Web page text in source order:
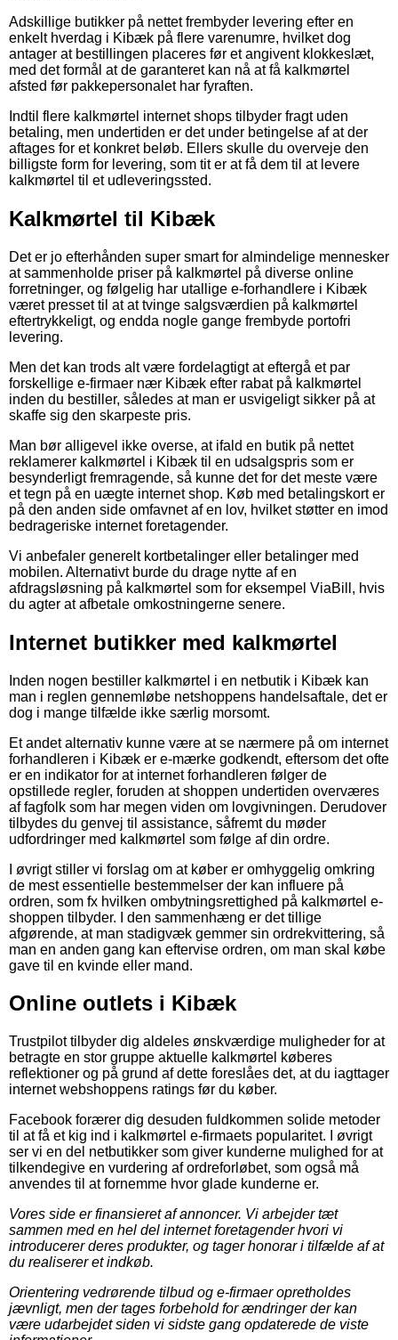
Adskillige butikker på nettet frembyder levering efter en
enkelt hverdag i Kibæk på flere varenumre, hvilket dog
antager at bestillingen placeres før et angivent klokkeslæt,
med det formål at de garanteret kan nå at få kalkmørtel
afsted før pakkepersonalet har fyraften.
Indtil flere kalkmørtel internet shops tilbyder fragt uden
betaling, men undertiden er det under betingelse af at der
aftages for et konkret beløb. Ellers skulle du overveje den
billigste form for levering, som tit er at få dem til at levere
kalkmørtel til et udleveringssted.
Kalkmørtel til Kibæk
Det er jo efterhånden super smart for almindelige mennesker
at sammenholde priser på kalkmørtel på diverse online
forretninger, og følgelig har utallige e-forhandlere i Kibæk
været presset til at at tvinge salgsværdien på kalkmørtel
eftertrykkeligt, og endda nogle gange frembyde portofri
levering.
Men det kan trods alt være fordelagtigt at eftergå et par
forskellige e-firmaer nær Kibæk efter rabat på kalkmørtel
inden du bestiller, således at man er usvigeligt sikker på at
skaffe sig den skarpeste pris.
Man bør alligevel ikke overse, at ifald en butik på nettet
reklamerer kalkmørtel i Kibæk til en udsalgspris som er
besynderligt fremragende, så kunne det for det meste være
et tegn på en uægte internet shop. Køb med betalingskort er
på den anden side omfavnet af en lov, hvilket støtter en imod
bedrageriske internet foretagender.
Vi anbefaler generelt kortbetalinger eller betalinger med
mobilen. Alternativt burde du drage nytte af en
afdragsløsning på kalkmørtel som for eksempel ViaBill, hvis
du agter at afbetale omkostningerne senere.
Internet butikker med kalkmørtel
Inden nogen bestiller kalkmørtel i en netbutik i Kibæk kan
man i reglen gennemløbe netshoppens handelsaftale, det er
dog i mange tilfælde ikke særlig morsomt.
Et andet alternativ kunne være at se nærmere på om internet
forhandleren i Kibæk er e-mærke godkendt, eftersom det ofte
er en indikator for at internet forhandleren følger de
opstillede regler, foruden at shoppen undertiden overværes
af fagfolk som har megen viden om lovgivningen. Derudover
tilbydes du genvej til assistance, såfremt du møder
udfordringer med kalkmørtel som følge af din ordre.
I øvrigt stiller vi forslag om at køber er omhyggelig omkring
de mest essentielle bestemmelser der kan influere på
ordren, som fx hvilken ombytningsrettighed på kalkmørtel e-
shoppen tilbyder. I den sammenhæng er det tillige
afgørende, at man stadigvæk gemmer sin ordrekvittering, så
man en anden gang kan eftervise ordren, om man skal købe
gave til en kvinde eller mand.
Online outlets i Kibæk
Trustpilot tilbyder dig aldeles ønskværdige muligheder for at
betragte en stor gruppe aktuelle kalkmørtel køberes
reflektioner og på grund af dette foreslåes det, at du iagttager
internet webshoppens ratings før du køber.
Facebook forærer dig desuden fuldkommen solide metoder
til at få et kig ind i kalkmørtel e-firmaets popularitet. I øvrigt
ser vi en del netbutikker som giver kunderne mulighed for at
tilkendegive en vurdering af ordreforløbet, som også må
anvendes til at fornemme hvor glade kunderne er.
Vores side er finansieret af annoncer. Vi arbejder tæt
sammen med en hel del internet foretagender hvori vi
introducerer deres produkter, og tager honorar i tilfælde af at
du realiserer et indkøb.
Orientering vedrørende tilbud og e-firmaer opretholdes
jævnligt, men der tages forbehold for ændringer der kan
være udarbejdet siden vi sidste gang opdaterede de viste